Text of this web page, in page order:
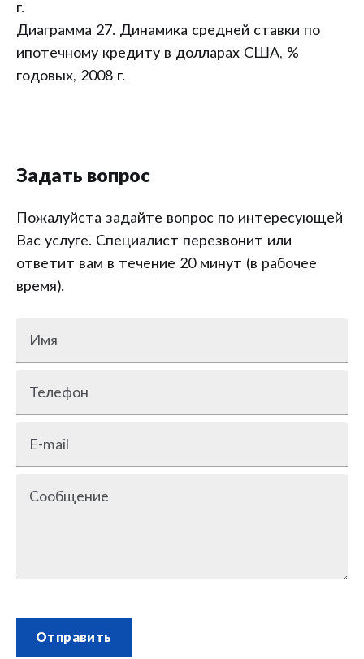
г.
Диаграмма 27. Динамика средней ставки по
ипотечному кредиту в долларах США, %
годовых, 2008 г.
Задать вопрос
Пожалуйста задайте вопрос по интересующей
Вас услуге. Специалист перезвонит или
ответит вам в течение 20 минут (в рабочее
время).
Имя
Телефон
E-mail
Сообщение
Отправить